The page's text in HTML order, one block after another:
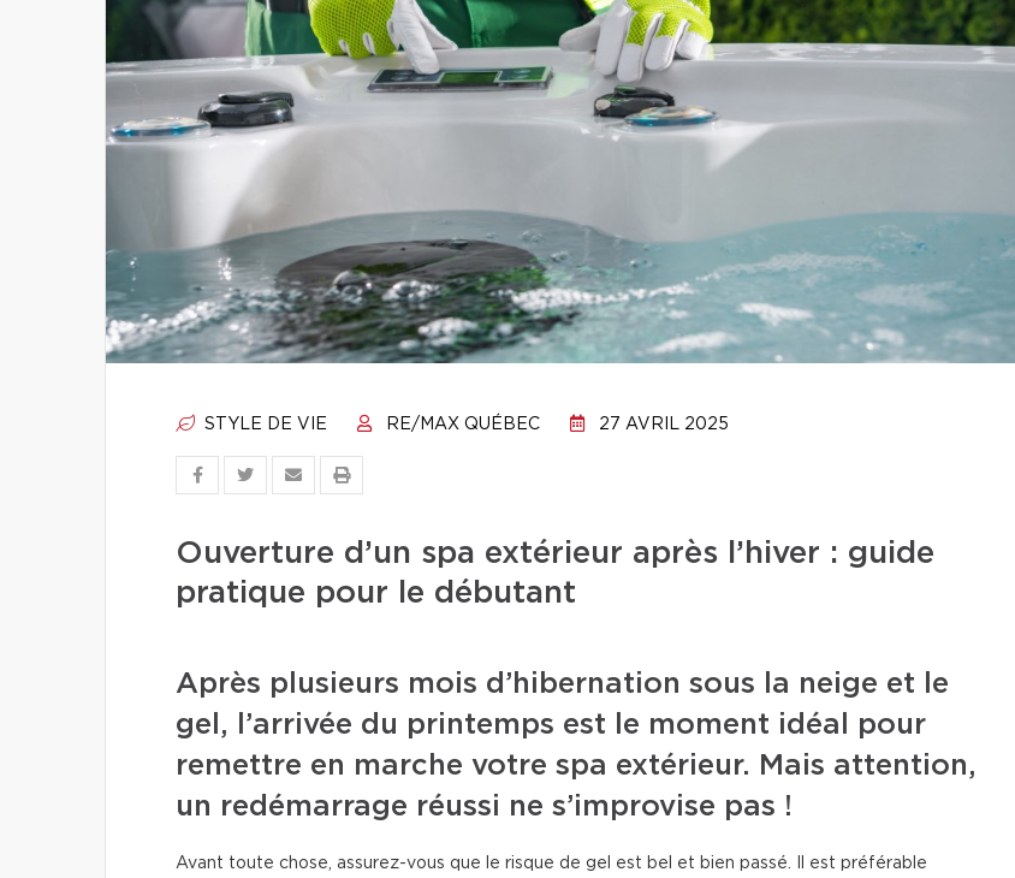
STYLE DE VIE RE/MAX QUÉBEC 27 AVRIL 2025
Ouverture d’un spa extérieur après l’hiver : guide
pratique pour le débutant
Après plusieurs mois d’hibernation sous la neige et le
gel, l’arrivée du printemps est le moment idéal pour
remettre en marche votre spa extérieur. Mais attention,
un redémarrage réussi ne s’improvise pas !
Avant toute chose, assurez-vous que le risque de gel est bel et bien passé. Il est préférable